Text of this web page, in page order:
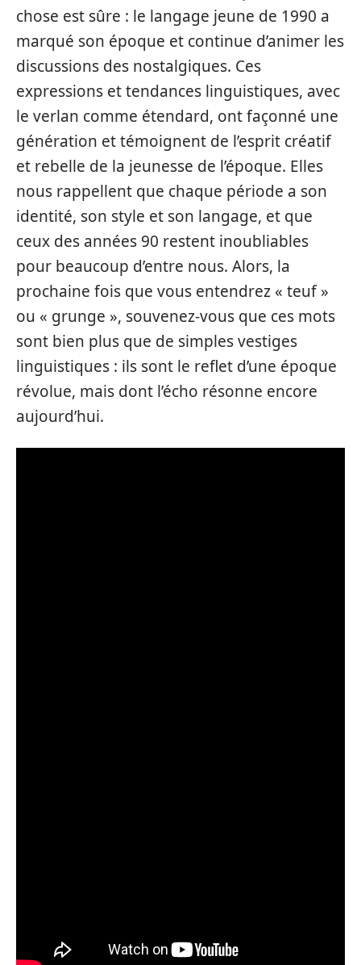
chose est sûre : le langage jeune de 1990 a
marqué son époque et continue d’animer les
discussions des nostalgiques. Ces
expressions et tendances linguistiques, avec
le verlan comme étendard, ont façonné une
génération et témoignent de l’esprit créatif
et rebelle de la jeunesse de l’époque. Elles
nous rappellent que chaque période a son
identité, son style et son langage, et que
ceux des années 90 restent inoubliables
pour beaucoup d’entre nous. Alors, la
prochaine fois que vous entendrez « teuf »
ou « grunge », souvenez-vous que ces mots
sont bien plus que de simples vestiges
linguistiques : ils sont le reflet d’une époque
révolue, mais dont l’écho résonne encore
aujourd’hui.